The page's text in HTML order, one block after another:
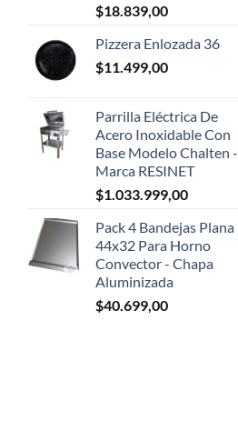
$18.839,00
Pizzera Enlozada 36
$11.499,00
Parrilla Eléctrica De
Acero Inoxidable Con
Base Modelo Chalten -
Marca RESINET
$1.033.999,00
Pack 4 Bandejas Plana
44x32 Para Horno
Convector - Chapa
Aluminizada
$40.699,00